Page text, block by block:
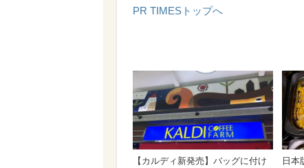
PR TIMESトップへ